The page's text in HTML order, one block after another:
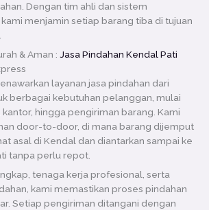
Dengan tim ahli dan sistem
menjamin setiap barang tiba di tujuan
& Aman : Jasa Pindahan Kendal Pati
layanan jasa pindahan dari
berbagai kebutuhan pelanggan, mulai
hingga pengiriman barang. Kami
door-to-door, di mana barang dijemput
asal di Kendal dan diantarkan sampai ke
tanpa perlu repot.
tenaga kerja profesional, serta
kami memastikan proses pindahan
Setiap pengiriman ditangani dengan